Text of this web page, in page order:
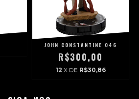
JOHN CONSTANTINE 046
R$300,00
12 X DE R$30,86